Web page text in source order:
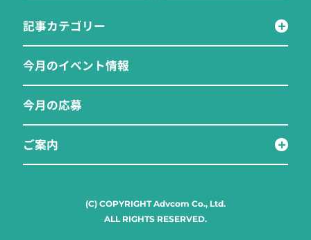
記事カテゴリー
今月のイベント情報
今月の応募
ご案内
(C) COPYRIGHT Advcom Co., Ltd.
ALL RIGHTS RESERVED.